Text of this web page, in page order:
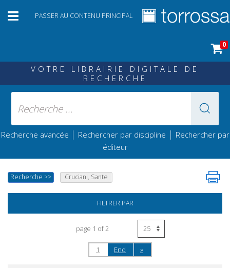
PASSER AU CONTENU PRINCIPAL
0
VOTRE LIBRAIRIE DIGITALE DE
RECHERCHE
Recherche avancée | Rechercher par discipline | Rechercher par
éditeur
Recherche >> Cruciani, Sante
FILTRER PAR
page 1 of 2
1 End »